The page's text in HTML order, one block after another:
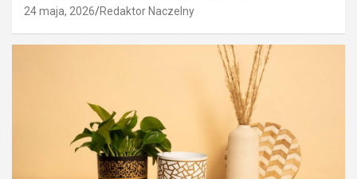
24 maja, 2026 Redaktor Naczelny